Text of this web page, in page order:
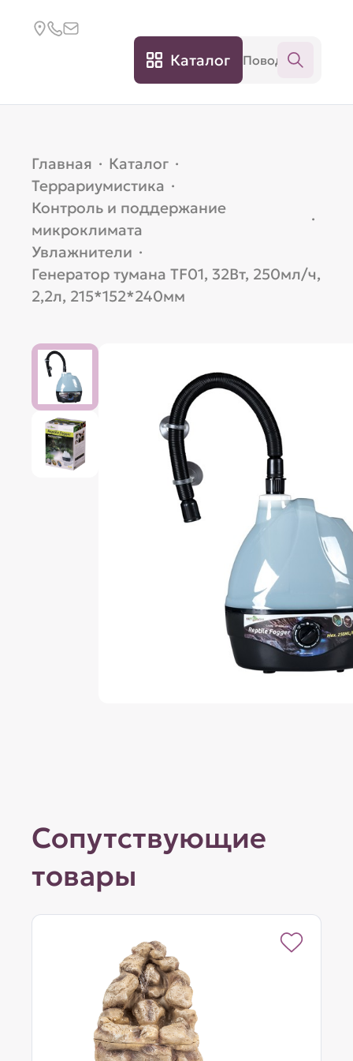
Каталог
Главная · Каталог ·
Террариумистика ·
Контроль и поддержание
микроклимата
·
Увлажнители ·
Генератор тумана TF01, 32Вт, 250мл/ч,
2,2л, 215*152*240мм
Сопутствующие
товары